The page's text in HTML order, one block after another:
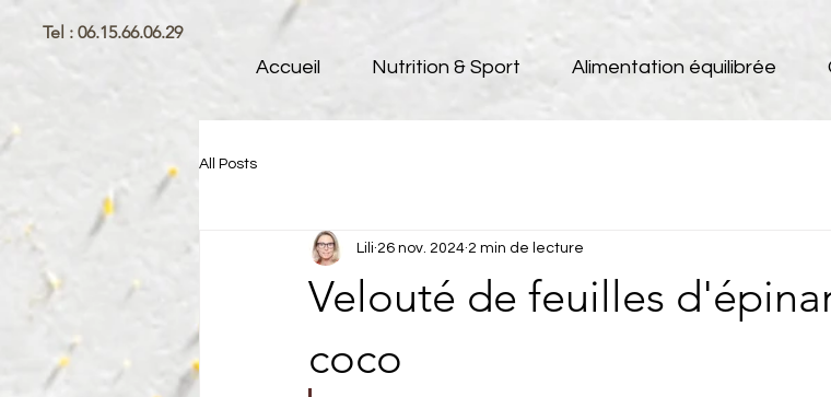
Accueil Nutrition & Sport Alimentation équilibrée
Tel : 06.15.66.06.29
All Posts
Velouté de feuilles
coco
Lili 26 nov. 2024 2 min de lecture